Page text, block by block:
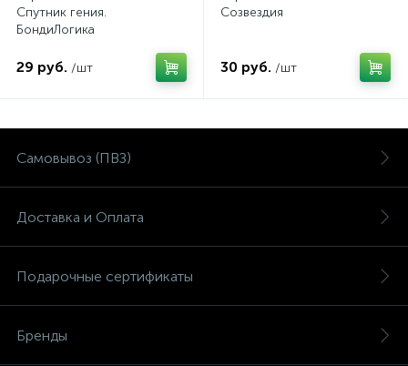
Спутник гения.
БондиЛогика
29 руб. /шт
Созвездия
30 руб. /шт
Самовывоз (ПВЗ)
Доставка и Оплата
Подарочные сертификаты
Бренды